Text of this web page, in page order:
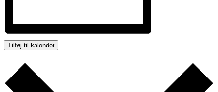
Tilføj til kalender